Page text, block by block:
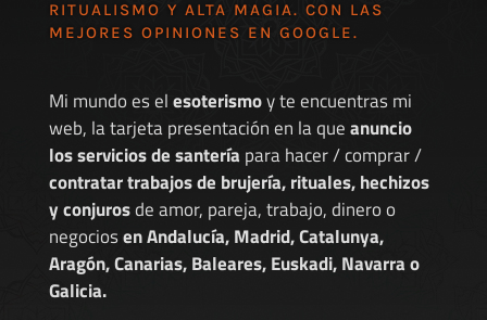
RITUALISMO Y ALTA MAGIA. CON LAS
MEJORES OPINIONES EN GOOGLE.
Mi mundo es elesoterismoy te encuentras mi
web, la tarjeta presentación en la queanuncio
los servicios de santería para hacer / comprar /
contratar trabajos de brujería, rituales, hechizos
y conjurosde amor, pareja, trabajo, dinero o
negociosen Andalucía, Madrid, Catalunya,
Aragón, Canarias, Baleares, Euskadi, Navarra o
Galicia.